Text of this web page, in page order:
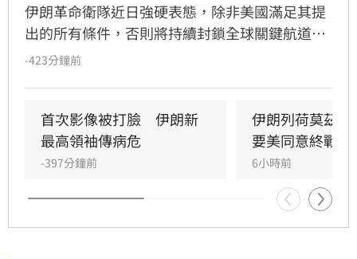
伊朗革命衛隊近日強硬表態，除非美國滿足其提
出的所有條件，否則將持續封鎖全球關鍵航道荷
莫茲海峽。伊朗開出的條件包含終止對伊朗及其
-423分鐘前
首次影像被打臉　伊朗新
最高領袖傳病危
-397分鐘前
伊朗列荷莫茲
要美同意終戰撤
6小時前